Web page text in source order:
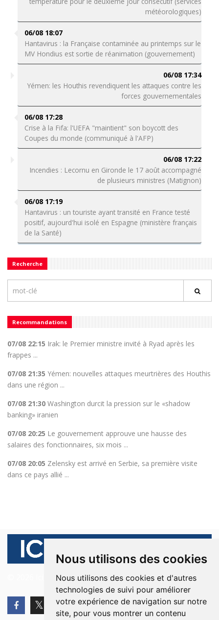
Nous utilisons des cookies
Nous utilisons des cookies et d'autres
technologies de suivi pour améliorer
votre expérience de navigation sur notre
site, pour vous montrer un contenu
météorologiques)
06/08 18:07
Hantavirus : la Française contaminée au printemps sur le
MV Hondius est sortie de réanimation (gouvernement)
06/08 17:34
Yémen: les Houthis revendiquent les attaques contre les
forces gouvernementales
06/08 17:28
Crise à la Fifa: l'UEFA "maintient" son boycott des
Coupes du monde (communiqué à l'AFP)
06/08 17:22
Incendies : Lecornu en Gironde le 17 août accompagné
de plusieurs ministres (Matignon)
06/08 17:19
Hantavirus : un touriste ayant transité en France testé
positif, aujourd'hui isolé en Espagne (ministère français
de la Santé)
Recherche
Recommandations
07/08 22:15 Irak: le Premier ministre invité à Ryad après les
frappes ...
07/08 21:35 Yémen: nouvelles attaques meurtrières des Houthis
dans une région ...
07/08 21:30 Washington durcit la pression sur le «shadow
banking» iranien
07/08 20:25 Le gouvernement approuve une hausse des
salaires des fonctionnaires, six mois ...
07/08 20:05 Zelensky est arrivé en Serbie, sa première visite
dans ce pays allié ...
© 2026 Ici Beyrouth. Tous les droits sont réservés.